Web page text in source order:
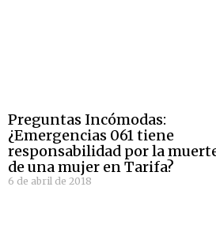
Preguntas Incómodas:
¿Emergencias 061 tiene
responsabilidad por la
de una mujer en Tarifa?
6 de abril de 2018